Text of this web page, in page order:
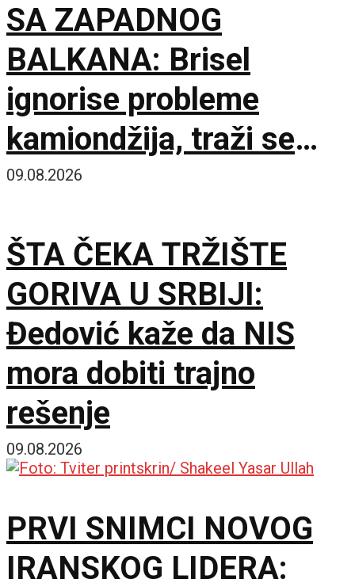
SA ZAPADNOG
BALKANA: Brisel
ignorise probleme
kamiondžija, traži se
hitan sastanak sa
09.08.2026
ŠTA ČEKA TRŽIŠTE
GORIVA U SRBIJI:
Đedović kaže da NIS
mora dobiti trajno
rešenje
09.08.2026
PRVI SNIMCI NOVOG
IRANSKOG LIDERA: